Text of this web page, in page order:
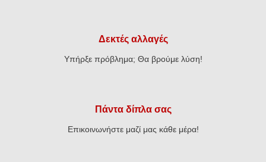
Δεκτές αλλαγές
Υπήρξε πρόβλημα; Θα βρούμε λύση!
Πάντα δίπλα σας
Επικοινωνήστε μαζί μας κάθε μέρα!